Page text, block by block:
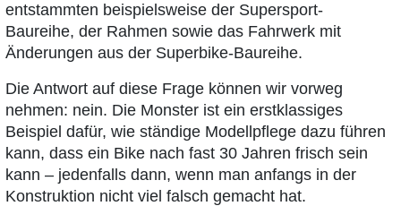
entstammten beispielsweise der Supersport-
Baureihe, der Rahmen sowie das Fahrwerk mit
Änderungen aus der Superbike-Baureihe.
Die Antwort auf diese Frage können wir vorweg
nehmen: nein. Die Monster ist ein erstklassiges
Beispiel dafür, wie ständige Modellpflege dazu führen
kann, dass ein Bike nach fast 30 Jahren frisch sein
kann – jedenfalls dann, wenn man anfangs in der
Konstruktion nicht viel falsch gemacht hat.